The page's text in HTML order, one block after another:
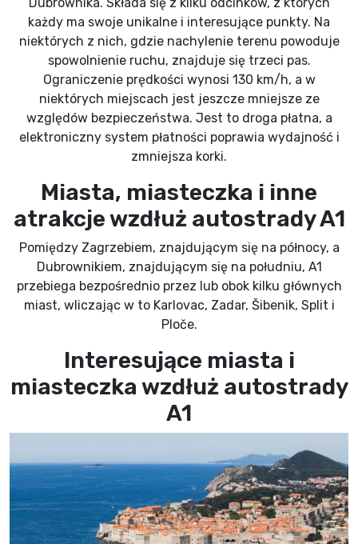
każdy ma swoje unikalne i interesujące punkty. Na
niektórych z nich, gdzie nachylenie terenu powoduje
spowolnienie ruchu, znajduje się trzeci pas.
Ograniczenie prędkości wynosi 130 km/h, a w
niektórych miejscach jest jeszcze mniejsze ze
względów bezpieczeństwa. Jest to droga płatna, a
elektroniczny system płatności poprawia wydajność i
zmniejsza korki.
Miasta, miasteczka i inne
atrakcje wzdłuż autostrady A1
Pomiędzy Zagrzebiem, znajdującym się na północy, a
Dubrownikiem, znajdującym się na południu, A1
przebiega bezpośrednio przez lub obok kilku głównych
miast, wliczając w to Karlovac, Zadar, Šibenik, Split i
Ploče.
Interesujące miasta i
miasteczka wzdłuż autostrady
A1